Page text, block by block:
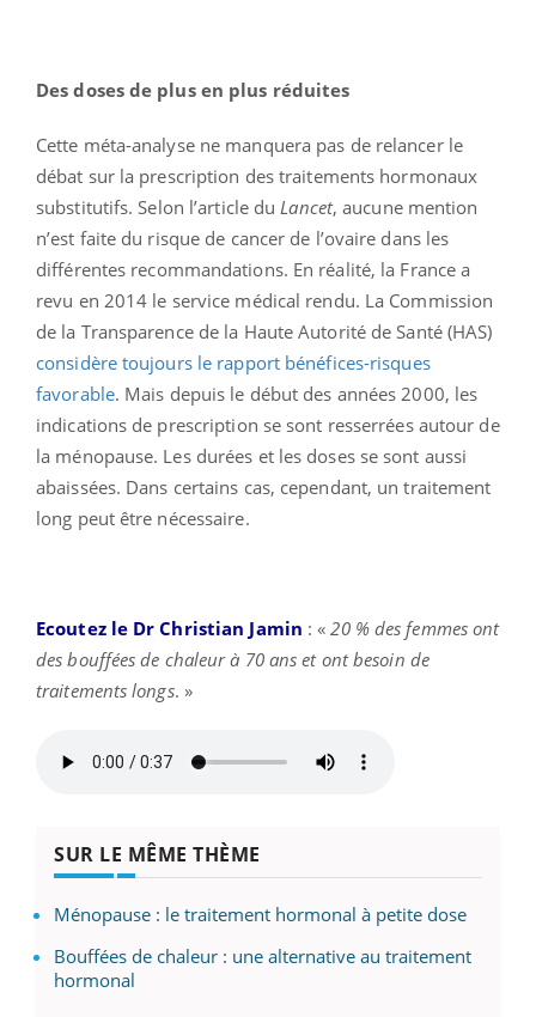
Des doses de plus en plus réduites
Cette méta-analyse ne manquera pas de relancer le
débat sur la prescription des traitements hormonaux
substitutifs. Selon l’article du Lancet, aucune mention
n’est faite du risque de cancer de l’ovaire dans les
différentes recommandations. En réalité, la France a
revu en 2014 le service médical rendu. La Commission
de la Transparence de la Haute Autorité de Santé (HAS)
considère toujours le rapport bénéfices-risques
favorable. Mais depuis le début des années 2000, les
indications de prescription se sont resserrées autour de
la ménopause. Les durées et les doses se sont aussi
abaissées. Dans certains cas, cependant, un traitement
long peut être nécessaire.
Ecoutez le Dr Christian Jamin : «20 % des femmes ont
des bouffées de chaleur à 70 ans et ont besoin de
traitements longs. »
SUR LE MÊME THÈME
Ménopause : le traitement hormonal à petite dose
Bouffées de chaleur : une alternative au traitement
hormonal